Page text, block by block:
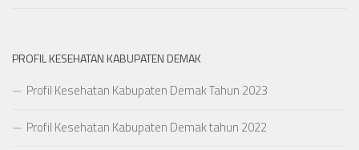
PROFIL KESEHATAN KABUPATEN DEMAK
Profil Kesehatan Kabupaten Demak Tahun 2023
Profil Kesehatan Kabupaten Demak tahun 2022